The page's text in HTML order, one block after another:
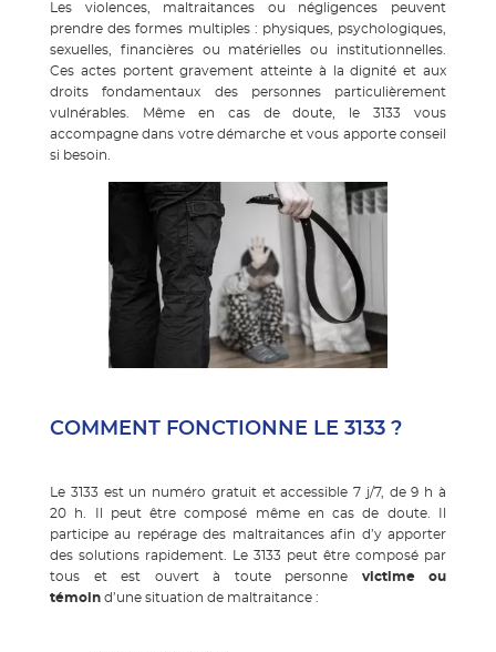
Les violences, maltraitances ou négligences peuvent
prendre des formes multiples : physiques, psychologiques,
sexuelles, financières ou matérielles ou institutionnelles.
Ces actes portent gravement atteinte à la dignité et aux
droits fondamentaux des personnes particulièrement
vulnérables. Même en cas de doute, le 3133 vous
accompagne dans votre démarche et vous apporte conseil
si besoin.
COMMENT FONCTIONNE LE 3133 ?
Le 3133 est un numéro gratuit et accessible 7 j/7, de 9 h à
20 h. Il peut être composé même en cas de doute. Il
participe au repérage des maltraitances afin d’y apporter
des solutions rapidement. Le 3133 peut être composé par
tous et est ouvert à toute personne victime ou
témoin d’une situation de maltraitance :